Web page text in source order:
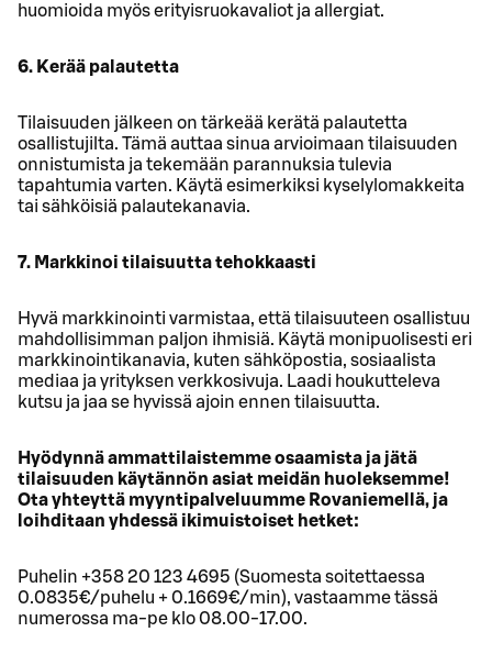
huomioida myös erityisruokavaliot ja allergiat.
6. Kerää palautetta
Tilaisuuden jälkeen on tärkeää kerätä palautetta
osallistujilta. Tämä auttaa sinua arvioimaan tilaisuuden
onnistumista ja tekemään parannuksia tulevia
tapahtumia varten. Käytä esimerkiksi kyselylomakkeita
tai sähköisiä palautekanavia.
7. Markkinoi tilaisuutta tehokkaasti
Hyvä markkinointi varmistaa, että tilaisuuteen osallistuu
mahdollisimman paljon ihmisiä. Käytä monipuolisesti eri
markkinointikanavia, kuten sähköpostia, sosiaalista
mediaa ja yrityksen verkkosivuja. Laadi houkutteleva
kutsu ja jaa se hyvissä ajoin ennen tilaisuutta.
Hyödynnä ammattilaistemme osaamista ja jätä
tilaisuuden käytännön asiat meidän huoleksemme!
Ota yhteyttä myyntipalveluumme Rovaniemellä, ja
loihditaan yhdessä ikimuistoiset hetket:
Puhelin +358 20 123 4695 (Suomesta soitettaessa
0.0835€/puhelu + 0.1669€/min), vastaamme tässä
numerossa ma-pe klo 08.00-17.00.